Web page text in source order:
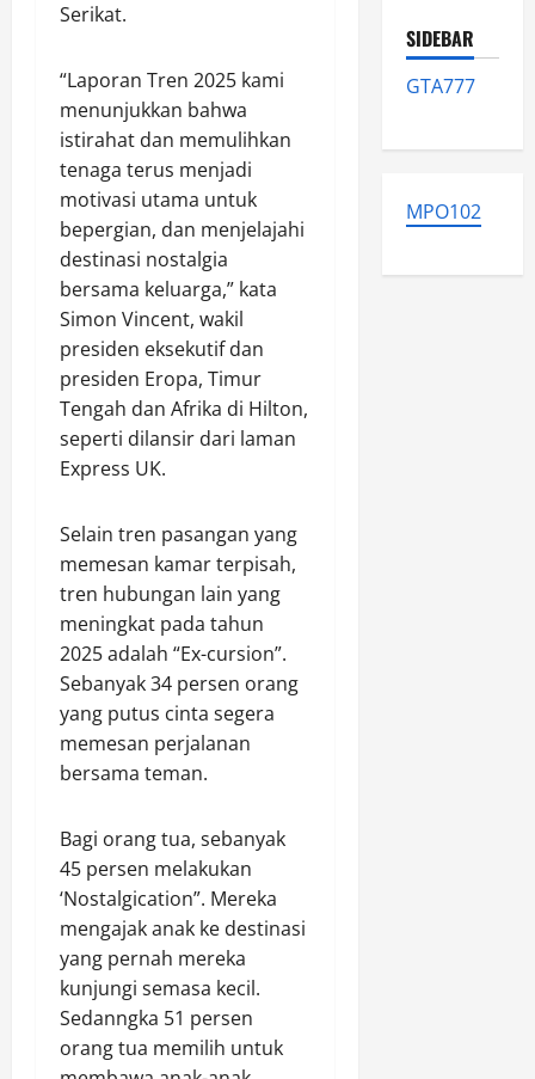
Serikat.
“Laporan Tren 2025 kami
menunjukkan bahwa
istirahat dan memulihkan
tenaga terus menjadi
motivasi utama untuk
bepergian, dan menjelajahi
destinasi nostalgia
bersama keluarga,” kata
Simon Vincent, wakil
presiden eksekutif dan
presiden Eropa, Timur
Tengah dan Afrika di Hilton,
seperti dilansir dari laman
Express UK.
Selain tren pasangan yang
memesan kamar terpisah,
tren hubungan lain yang
meningkat pada tahun
2025 adalah “Ex-cursion”.
Sebanyak 34 persen orang
yang putus cinta segera
memesan perjalanan
bersama teman.
Bagi orang tua, sebanyak
45 persen melakukan
‘Nostalgication”. Mereka
mengajak anak ke destinasi
yang pernah mereka
kunjungi semasa kecil.
Sedanngka 51 persen
orang tua memilih untuk
SIDEBAR
GTA777
MPO102